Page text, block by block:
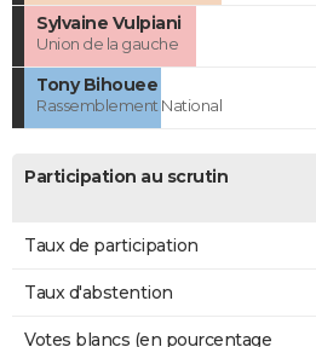
Sylvaine Vulpiani
Union de la gauche
Tony Bihouee
Rassemblement National
Participation au scrutin
Taux de participation
Taux d'abstention
Votes blancs (en pourcentage